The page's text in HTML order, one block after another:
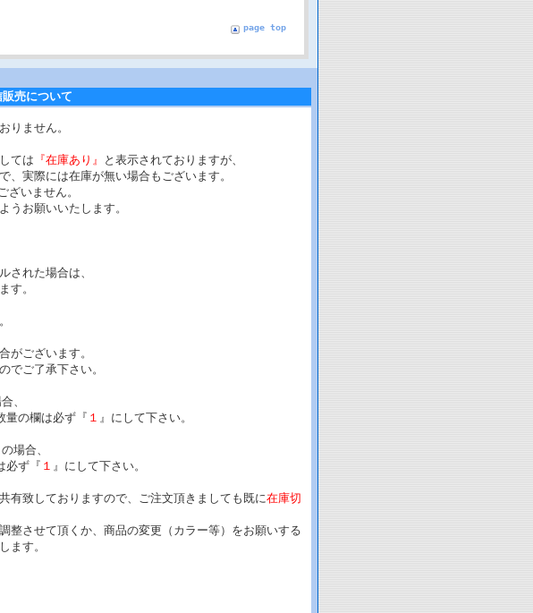
page top
売について
りません。
ては 『在庫あり』
と表示されておりますが、
実際には在庫が無い場合もございます。
ざいません。
うお願いいたします。
された場合は、
す。
がございます。
でご了承下さい。
、
の欄は必ず『 １ 』にして下さい。
場合、
ず『 １ 』にして下さい。
有致しておりますので、ご注文頂きましても既に在庫切
整させて頂くか、商品の変更（カラー等）をお願いする
ます。